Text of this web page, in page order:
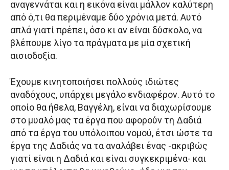
αναγεννάται και η εικόνα είναι μάλλον καλύτερη
από ό,τι θα περιμέναμε δύο χρόνια μετά. Αυτό
απλά γιατί πρέπει, όσο κι αν είναι δύσκολο, να
βλέπουμε λίγο τα πράγματα με μία σχετική
αισιοδοξία.
Έχουμε κινητοποιήσει πολλούς ιδιώτες
αναδόχους, υπάρχει μεγάλο ενδιαφέρον. Αυτό το
οποίο θα ήθελα, Βαγγέλη, είναι να διαχωρίσουμε
στο μυαλό μας τα έργα που αφορούν τη Δαδιά
από τα έργα του υπόλοιπου νομού, έτσι ώστε τα
έργα της Δαδιάς να τα αναλάβει ένας -ακριβώς
γιατί είναι η Δαδιά και είναι συγκεκριμένα- και